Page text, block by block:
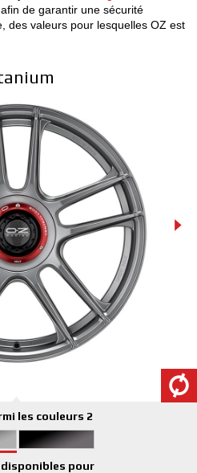
afin de garantir une sécurité
des valeurs pour lesquelles OZ est
les couleurs 2
pour